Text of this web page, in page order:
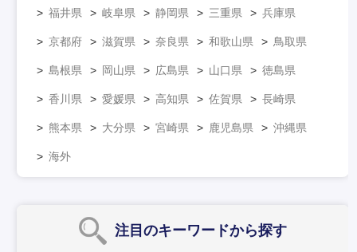
福井県 岐阜県 静岡県 三重県 兵庫県
京都府 滋賀県 奈良県 和歌山県 鳥取県
島根県 岡山県 広島県 山口県 徳島県
香川県 愛媛県 高知県 佐賀県 長崎県
熊本県 大分県 宮崎県 鹿児島県 沖縄県
海外
注目のキーワードから探す